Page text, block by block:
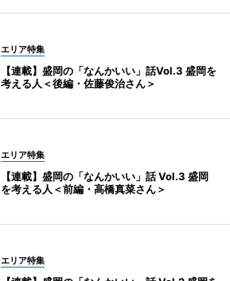
エリア特集
【連載】盛岡の「なんかいい」話Vol.3 盛岡を
考える人＜後編・佐藤俊治さん＞
エリア特集
【連載】盛岡の「なんかいい」話 Vol.3 盛岡
を考える人＜前編・高橋真菜さん＞
エリア特集